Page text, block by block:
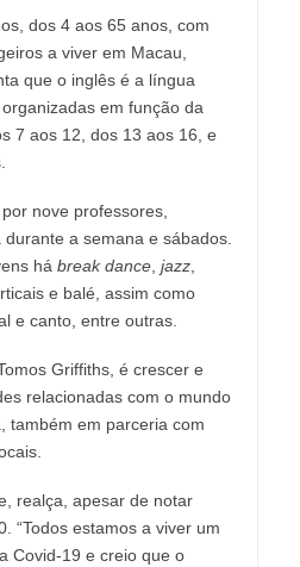
dos 4 aos 65 anos, com
a viver em Macau,
que o inglês é a língua
em função da
7 aos 12, dos 13 aos 16, e
nove professores,
a semana e sábados.
há break dance, jazz,
e balé, assim como
e canto, entre outras.
Griffiths, é crescer e
relacionadas com o mundo
também em parceria com
realça, apesar de notar
“Todos estamos a viver um
Covid-19 e creio que o